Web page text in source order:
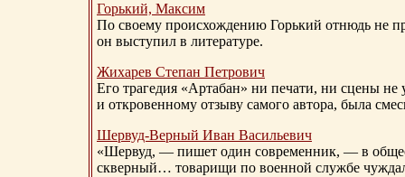
Горький, Максим
По своему происхождению Горький отнюдь не
он выступил в литературе.
Жихарев Степан Петрович
Его трагедия «Артабан» ни печати, ни сцены
и откровенному отзыву самого автора, была
Шервуд-Верный Иван Васильевич
«Шервуд, — пишет один современник, — в
скверный… товарищи по военной службе